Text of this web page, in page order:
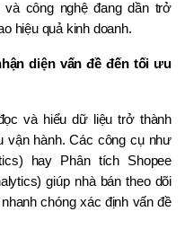
công nghệ đang dần trở
hiệu quả kinh doanh.
diện vấn đề đến tối ưu
và hiểu dữ liệu trở thành
vận hành. Các công cụ như
hay Phân tích Shopee
giúp nhà bán theo dõi
chóng xác định vấn đề